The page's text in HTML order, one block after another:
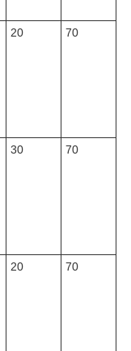
20 70
30 70
20 70